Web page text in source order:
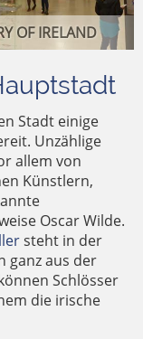
NINE
NATIONAL
Stadt einige
Unzählige
allem von
Künstlern,
Oscar Wilde.
steht in der
ganz aus der
Schlösser
die irische